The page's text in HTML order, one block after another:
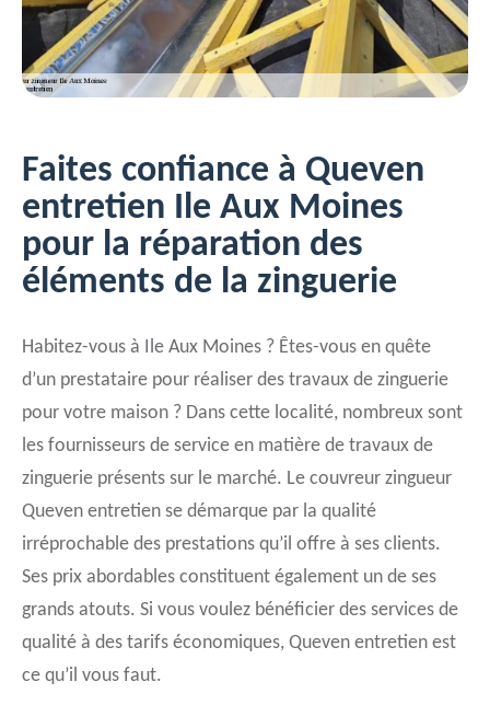
Faites confiance à Queven
entretien Ile Aux Moines
pour la réparation des
éléments de la zinguerie
Habitez-vous à Ile Aux Moines ? Êtes-vous en quête
d’un prestataire pour réaliser des travaux de zinguerie
pour votre maison ? Dans cette localité, nombreux sont
les fournisseurs de service en matière de travaux de
zinguerie présents sur le marché. Le couvreur zingueur
Queven entretien se démarque par la qualité
irréprochable des prestations qu’il offre à ses clients.
Ses prix abordables constituent également un de ses
grands atouts. Si vous voulez bénéficier des services de
qualité à des tarifs économiques, Queven entretien est
ce qu’il vous faut.